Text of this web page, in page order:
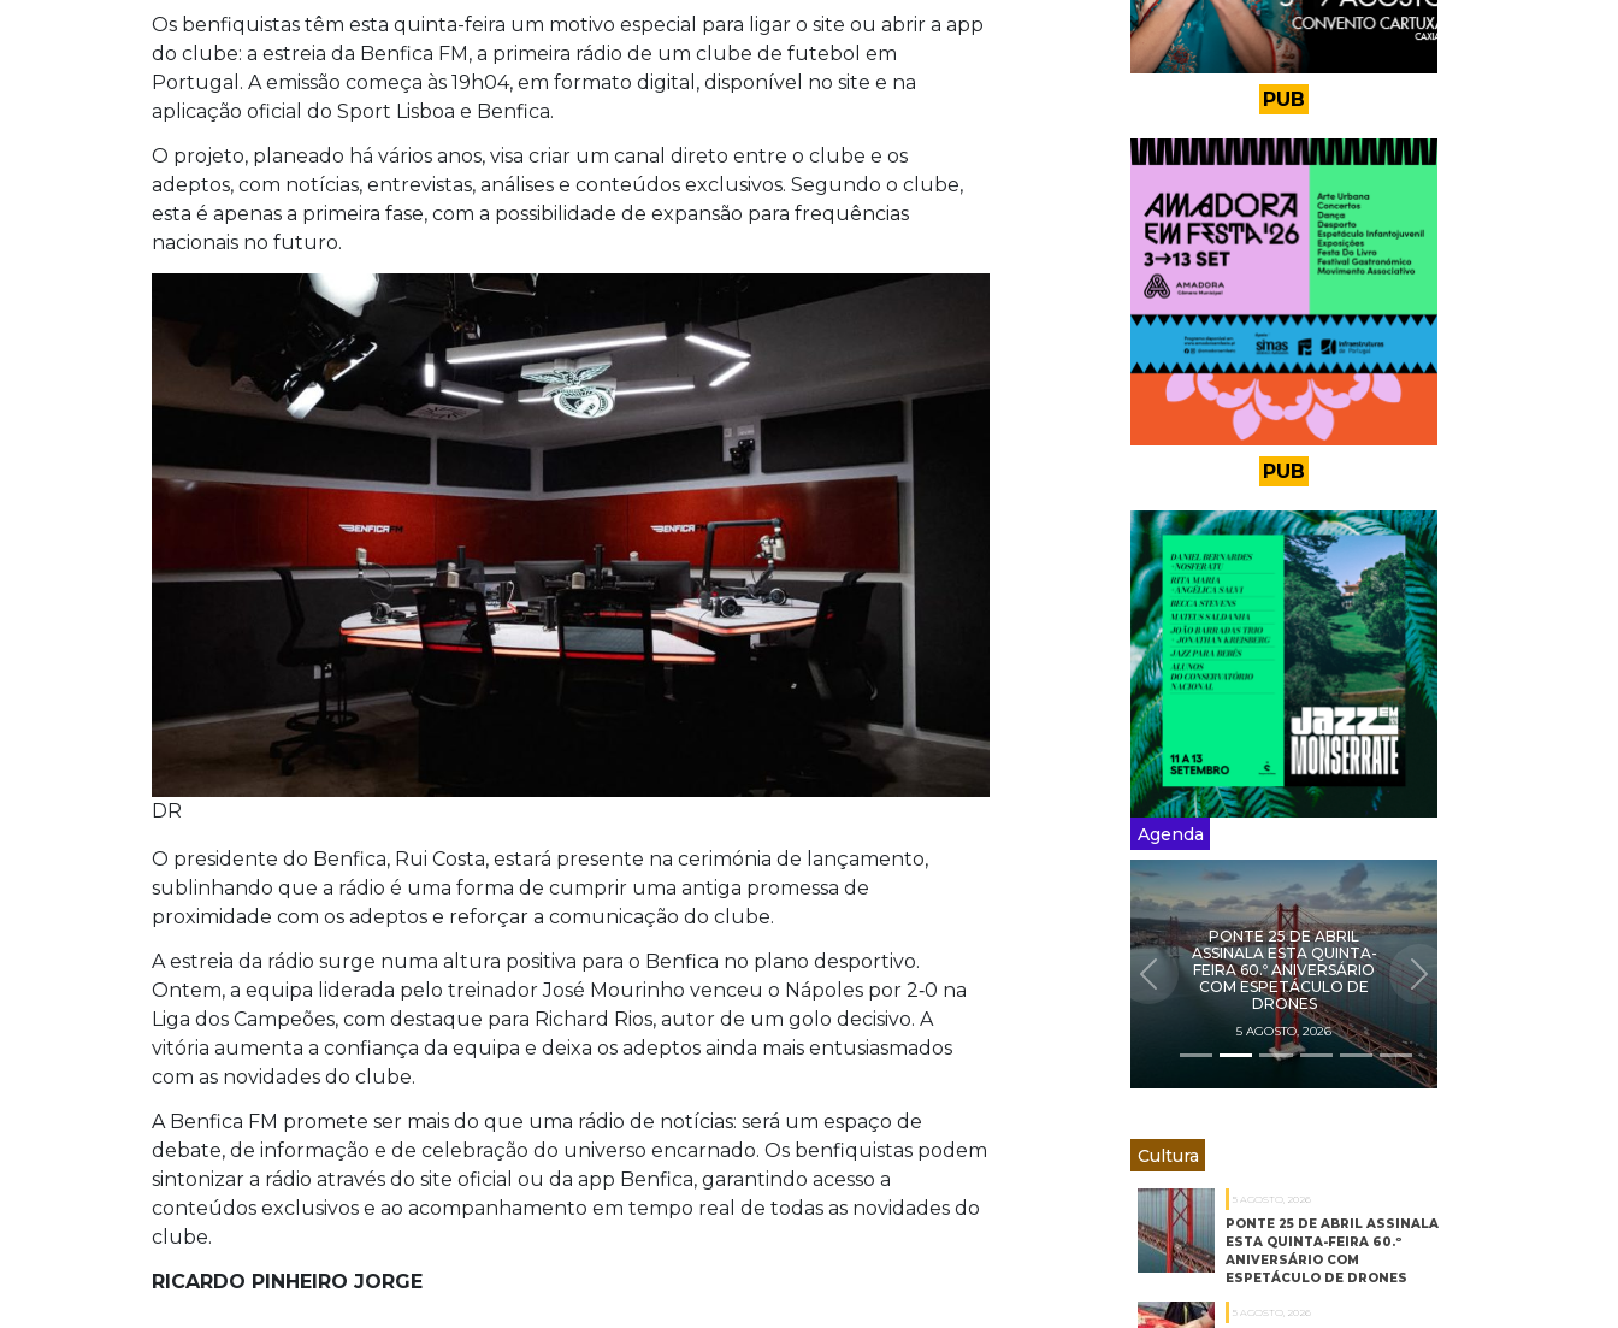
Os benfiquistas têm esta quinta-feira um motivo especial para ligar o site ou abrir a app
do clube: a estreia da Benfica FM, a primeira rádio de um clube de futebol em
Portugal. A emissão começa às 19h04, em formato digital, disponível no site e na
aplicação oficial do Sport Lisboa e Benfica.
O projeto, planeado há vários anos, visa criar um canal direto entre o clube e os
adeptos, com notícias, entrevistas, análises e conteúdos exclusivos. Segundo o clube,
esta é apenas a primeira fase, com a possibilidade de expansão para frequências
nacionais no futuro.
DR
O presidente do Benfica, Rui Costa, estará presente na cerimónia de lançamento,
sublinhando que a rádio é uma forma de cumprir uma antiga promessa de
proximidade com os adeptos e reforçar a comunicação do clube.
A estreia da rádio surge numa altura positiva para o Benfica no plano desportivo.
Ontem, a equipa liderada pelo treinador José Mourinho venceu o Nápoles por 2‑0 na
Liga dos Campeões, com destaque para Richard Rios, autor de um golo decisivo. A
vitória aumenta a confiança da equipa e deixa os adeptos ainda mais entusiasmados
com as novidades do clube.
A Benfica FM promete ser mais do que uma rádio de notícias: será um espaço de
debate, de informação e de celebração do universo encarnado. Os benfiquistas podem
sintonizar a rádio através do site oficial ou da app Benfica, garantindo acesso a
conteúdos exclusivos e ao acompanhamento em tempo real de todas as novidades do
clube.
RICARDO PINHEIRO JORGE
PUB
PUB
Agenda
PONTE 25 DE ABRIL
ASSINALA ESTA QUINTA-
FEIRA 60.º ANIVERSÁRIO
COM ESPETÁCULO DE
DRONES
5 AGOSTO, 2026
PREVIOUS NEXT
Cultura
5 AGOSTO, 2026
PONTE 25 DE ABRIL ASSINALA
ESTA QUINTA-FEIRA 60.º
ANIVERSÁRIO COM
ESPETÁCULO DE DRONES
5 AGOSTO, 2026